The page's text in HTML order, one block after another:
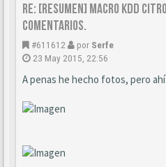
Re: [Resumen] Macro KDD
comentarios.
#611612 por Serfe
23 May 2015, 22:56
A penas he hecho fotos, pero